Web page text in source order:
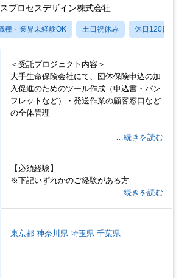
プロセスデザイン株式会社
種・業界未経験OK 土日祝休み 休日120日以上
＜受託プロジェクト内容＞
大手生命保険会社にて、団体保険申込の加
入促進のためのツール作成（申込書・パン
フレットなど）・発送作業の顧客窓口など
の全体管理
…続きを読む
【必須経験】
※下記いずれかのご経験がある方
…続きを読む
東京都 神奈川県 埼玉県 千葉県